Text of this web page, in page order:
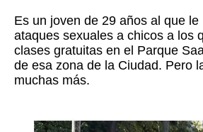
Es un joven de 29 años al que le
ataques sexuales a chicos a los
clases gratuitas en el Parque
de esa zona de la Ciudad. Pero
muchas más.